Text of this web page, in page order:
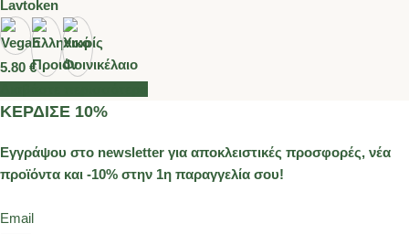
Lavtoken
5.80 €
ΚΕΡΔΙΣΕ 10%
Εγγράψου στο newsletter για αποκλειστικές προσφορές, νέα
προϊόντα και -10% στην 1η παραγγελία σου!
Email